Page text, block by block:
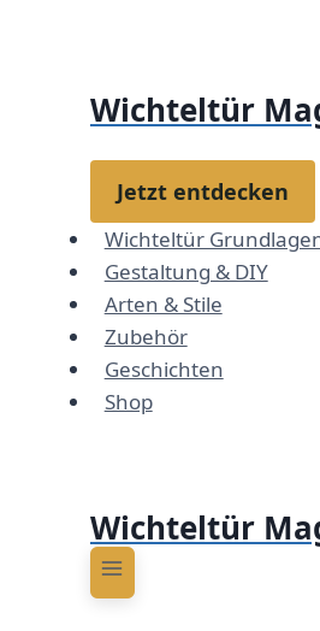
Wichteltür
Jetzt entdecken
Wichteltür
Gestaltung & DIY
Arten & Stile
Zubehör
Geschichten
Shop
Wichteltür